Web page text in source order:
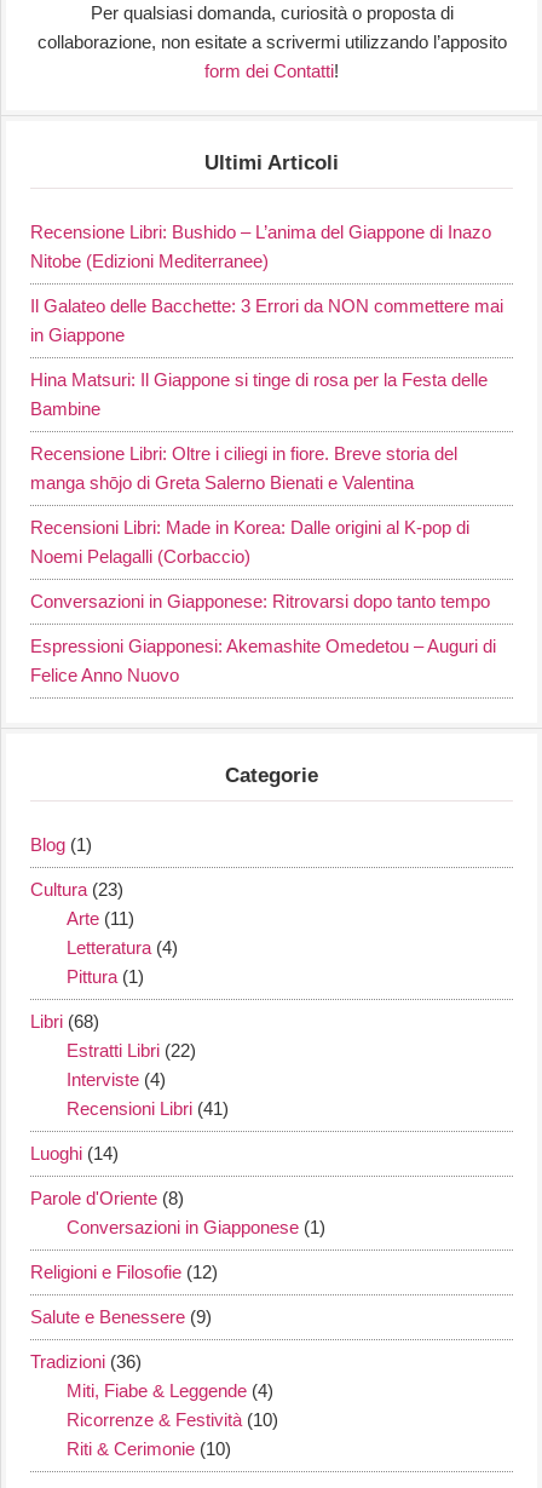
Per qualsiasi domanda, curiosità o proposta di
collaborazione, non esitate a scrivermi utilizzando l’apposito
form dei Contatti!
Ultimi Articoli
Recensione Libri: Bushido – L’anima del Giappone di Inazo
Nitobe (Edizioni Mediterranee)
Il Galateo delle Bacchette: 3 Errori da NON commettere mai
in Giappone
Hina Matsuri: Il Giappone si tinge di rosa per la Festa delle
Bambine
Recensione Libri: Oltre i ciliegi in fiore. Breve storia del
manga shōjo di Greta Salerno Bienati e Valentina
Recensioni Libri: Made in Korea: Dalle origini al K-pop di
Noemi Pelagalli (Corbaccio)
Conversazioni in Giapponese: Ritrovarsi dopo tanto tempo
Espressioni Giapponesi: Akemashite Omedetou – Auguri di
Felice Anno Nuovo
Categorie
Blog (1)
Cultura (23)
Arte (11)
Letteratura (4)
Pittura (1)
Libri (68)
Estratti Libri (22)
Interviste (4)
Recensioni Libri (41)
Luoghi (14)
Parole d'Oriente (8)
Conversazioni in Giapponese (1)
Religioni e Filosofie (12)
Salute e Benessere (9)
Tradizioni (36)
Miti, Fiabe & Leggende (4)
Ricorrenze & Festività (10)
Riti & Cerimonie (10)